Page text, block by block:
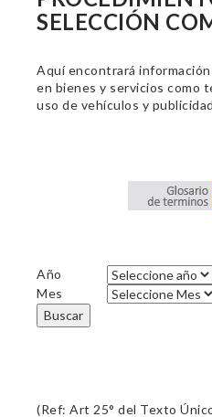
SELECCIÓN
Aquí encontrará
en bienes y servicios como
uso de vehículos y
Año
Mes
Buscar
(Ref: Art 25° del Texto